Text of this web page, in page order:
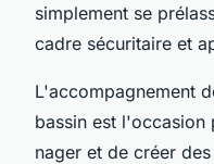
simplement se
cadre sécuritaire et
L'accompagnement
bassin est l'occasion
nager et de créer